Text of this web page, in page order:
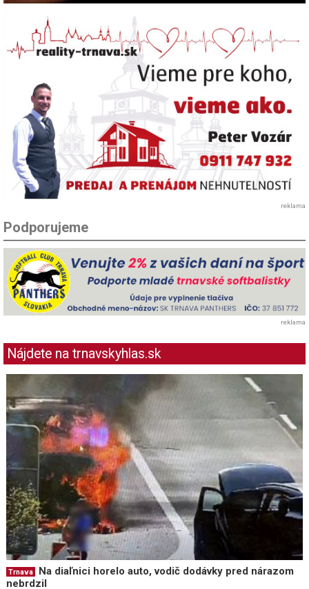
reklama
Podporujeme
reklama
Nájdete na trnavskyhlas.sk
Trnava
Na diaľnici horelo auto, vodič dodávky pred nárazom
nebrdzil